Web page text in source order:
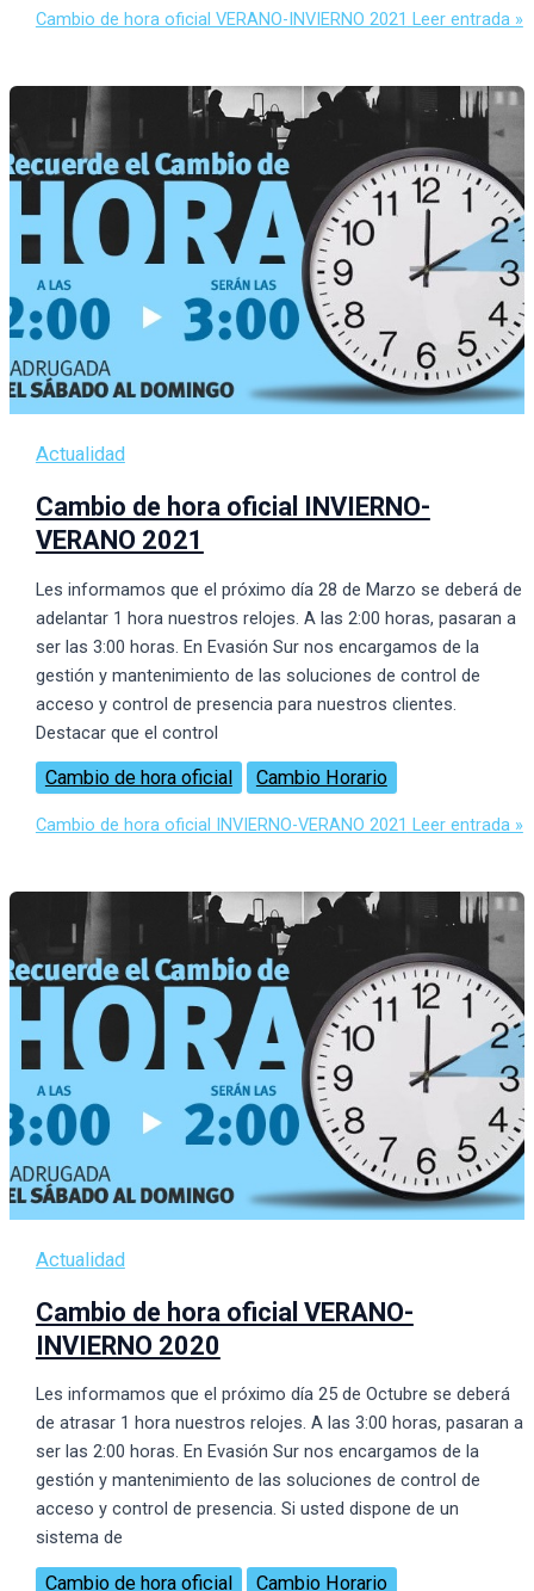
Cambio de hora oficial VERANO-INVIERNO 2021 Leer entrada »
Actualidad
Cambio de hora oficial INVIERNO-
VERANO 2021
Les informamos que el próximo dí­a 28 de Marzo se deberá de
adelantar 1 hora nuestros relojes. A las 2:00 horas, pasaran a
ser las 3:00 horas. En Evasión Sur nos encargamos de la
gestión y mantenimiento de las soluciones de control de
acceso y control de presencia para nuestros clientes.
Destacar que el control
Cambio de hora oficial Cambio Horario
Cambio de hora oficial INVIERNO-VERANO 2021 Leer entrada »
Actualidad
Cambio de hora oficial VERANO-
INVIERNO 2020
Les informamos que el próximo dí­a 25 de Octubre se deberá
de atrasar 1 hora nuestros relojes. A las 3:00 horas, pasaran a
ser las 2:00 horas. En Evasión Sur nos encargamos de la
gestión y mantenimiento de las soluciones de control de
acceso y control de presencia. Si usted dispone de un
sistema de
Cambio de hora oficial Cambio Horario